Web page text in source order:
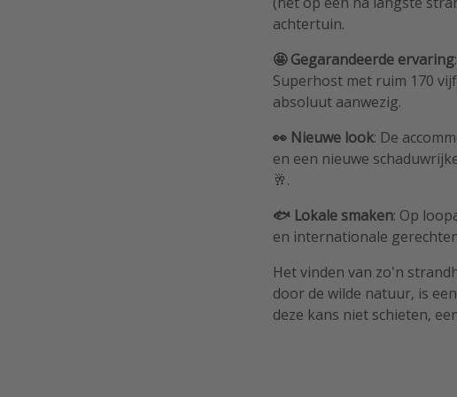
achtertuin.
🤩 Gegarandeerde ervaring
Superhost met ruim 170
absoluut aanwezig.
👀 Nieuwe look: De
en een nieuwe
🥂.
🐟 Lokale smaken: Op
en internationale
Het vinden van zo'n
door de wilde natuur, is
deze kans niet schieten,